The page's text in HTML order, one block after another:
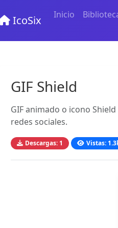
IcoSix Inicio
GIF Shield
GIF animado o icono
redes sociales.
Descargas: 1 Vistas: